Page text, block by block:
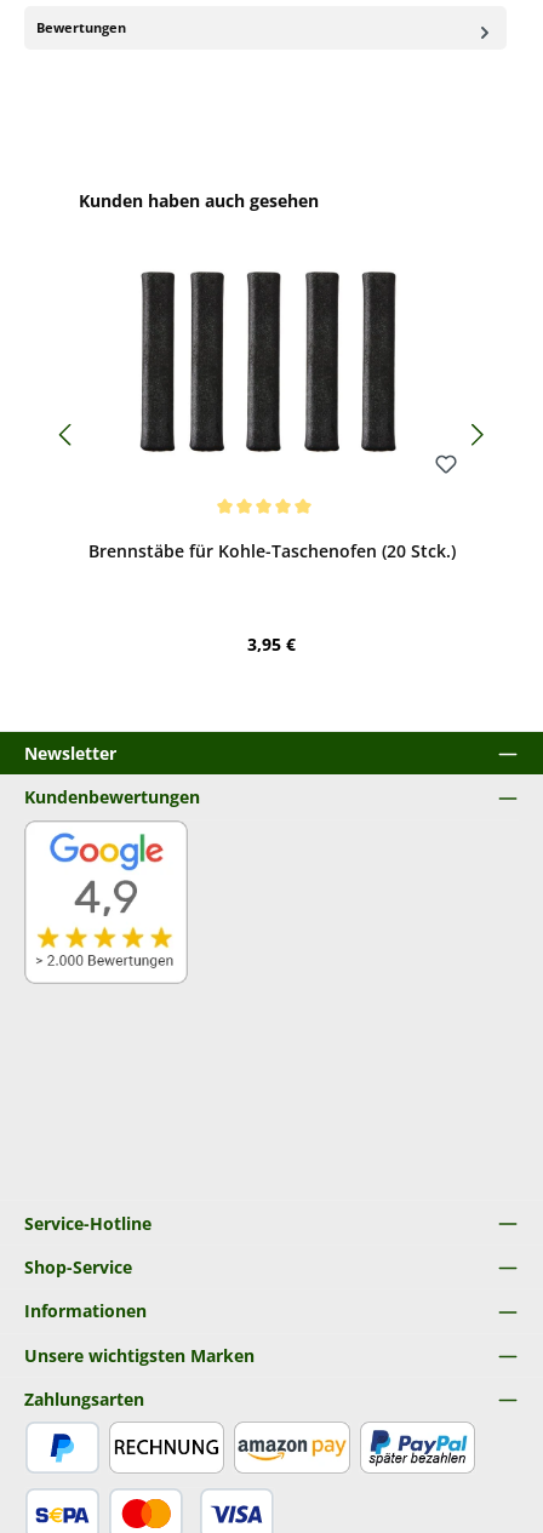
Bewertungen
Produktgalerie überspringen
Kunden haben auch gesehen
Brennstäbe für Kohle-Taschenofen (20 Stck.)
Regulärer Preis:
3,95 €
Newsletter
Service-Hotline
Shop-Service
Informationen
Unsere wichtigsten Marken
Kundenbewertungen
Zahlungsarten